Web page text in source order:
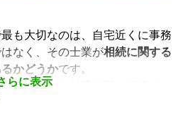
らに表示
も大切なのは、自宅近くに事務
なく、その士業が相続に関する
かどうかです。
士といっても対応分野は幅広く、
可申請など法人業務を中心に行